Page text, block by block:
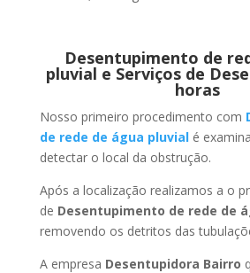
Desentupimento de
pluvial e Serviços de
horas
Nosso primeiro procedimento com
de rede de água pluvialé
detectar o local da obstrução.
Após a localização realizamos a o
de Desentupimento de rede de
removendo os detritos das
A empresa Desentupidora Bairro